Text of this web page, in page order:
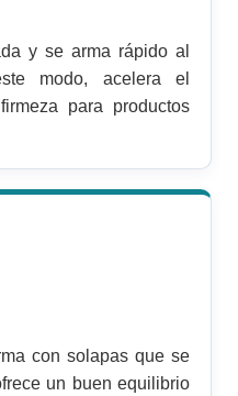
y se arma rápido al
modo, acelera el
para productos
con solapas que se
un buen equilibrio